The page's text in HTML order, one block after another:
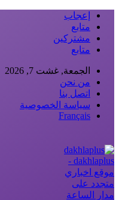
إعجاب
متابع
مشتركين
متابع
الجمعة, غشت 7, 2026
من نحن
اتصل بنا
سياسة الخصوصية
Français
dakhlaplus -
موقع اخباري
متجدد على
مدار الساعة